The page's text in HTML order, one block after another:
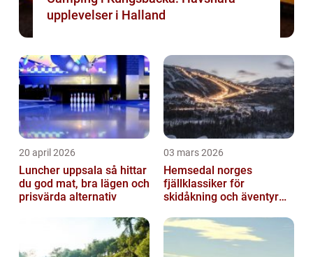
upplevelser i Halland
20 april 2026
Luncher uppsala så hittar
du god mat, bra lägen och
prisvärda alternativ
03 mars 2026
Hemsedal norges
fjällklassiker för
skidåkning och äventyr